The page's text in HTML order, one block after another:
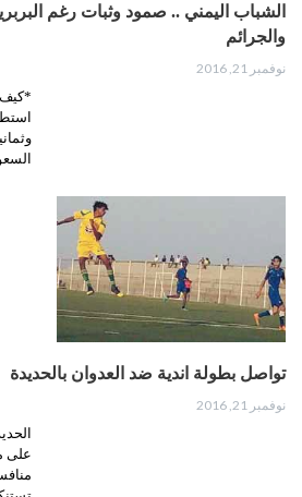
الشباب اليمني .. صمود وثبات رغم
والجرائم
نوفمبر 21, 2016
*كيف
تواصل بطولة اندية ضد العدوان بالحديدة
نوفمبر 21, 2016
على